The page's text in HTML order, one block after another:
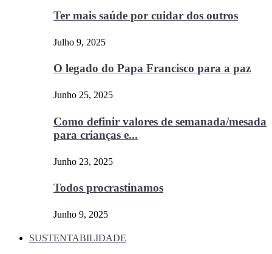
Ter mais saúde por cuidar dos outros
Julho 9, 2025
O legado do Papa Francisco para a paz
Junho 25, 2025
Como definir valores de semanada/mesada
para crianças e...
Junho 23, 2025
Todos procrastinamos
Junho 9, 2025
SUSTENTABILIDADE